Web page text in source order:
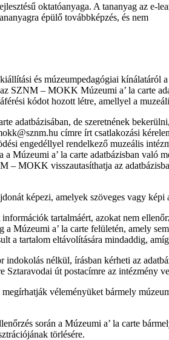
oktatóanyaga. A tananyag az e-
épülő továbbképzés, és nem
és múzeumpedagógiai kínálatáról
SZNM – MOKK Múzeumi a’ la carte
kódot hozott létre, amellyel a
adatbázisában, de szeretnének
címre írt csatlakozási
engedéllyel rendelkező muzeális
Múzeumi a’ la carte adatbázisban
MOKK visszautasíthatja az
képezi, amelyek szöveges vagy képi
tartalmáért, azokat nem
Múzeumi a’ la carte felületén, amely
tartalom eltávolítására mindaddig, amíg
indokolás nélkül, írásban kérheti az
út postacímre az intézmény
véleményüket bármely
során a Múzeumi a’ la carte
törlésére.